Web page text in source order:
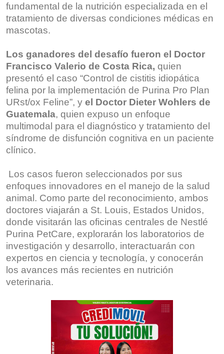
fundamental de la nutrición especializada en el
tratamiento de diversas condiciones médicas en
mascotas.
Los ganadores del desafío fueron el Doctor
Francisco Valerio de Costa Rica, quien
presentó el caso “Control de cistitis idiopática
felina por la implementación de Purina Pro Plan
URst/ox Feline”, y el Doctor Dieter Wohlers de
Guatemala, quien expuso un enfoque
multimodal para el diagnóstico y tratamiento del
síndrome de disfunción cognitiva en un paciente
clínico.
Los casos fueron seleccionados por sus
enfoques innovadores en el manejo de la salud
animal. Como parte del reconocimiento, ambos
doctores viajarán a St. Louis, Estados Unidos,
donde visitarán las oficinas centrales de Nestlé
Purina PetCare, explorarán los laboratorios de
investigación y desarrollo, interactuarán con
expertos en ciencia y tecnología, y conocerán
los avances más recientes en nutrición
veterinaria.